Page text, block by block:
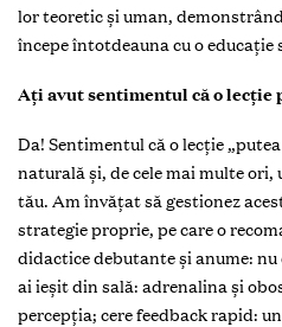
lor teoretic și uman,
începe întotdeauna cu o educație
Ați avut sentimentul că o lecție
Da! Sentimentul că o lecție
naturală și, de cele mai multe
tău. Am învățat să gestionez
strategie proprie, pe care o
didactice debutante și anume:
ai ieșit din sală: adrenalina și
percepția; cere feedback rapid: